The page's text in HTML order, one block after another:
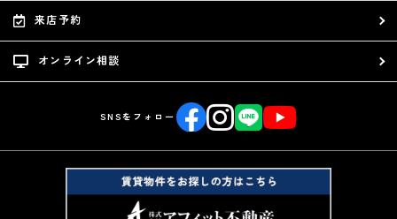
来店予約
オンライン相談
SNSをフォロー